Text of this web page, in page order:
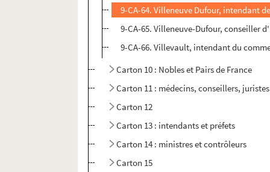
9-CA-64. Villeneuve Dufour, intendant
9-CA-65. Villeneuve-Dufour, conseiller
9-CA-66. Villevault, intendant du
Carton 10 : Nobles et Pairs de France
Carton 11 : médecins, conseillers, juristes
Carton 12
Carton 13 : intendants et préfets
Carton 14 : ministres et contrôleurs
Carton 15